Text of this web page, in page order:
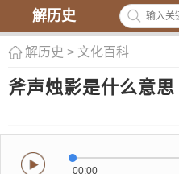
解历史
解历史 > 文化百科
斧声烛影是什么意思
00:00